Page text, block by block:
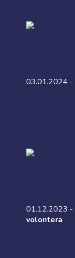
03.01.2024 -
01.12.2023 -
volontera